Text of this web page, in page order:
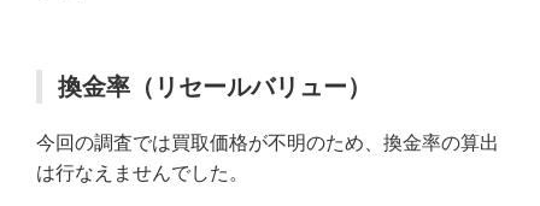
換金率（リセールバリュー）
今回の調査では買取価格が不明のため、換金率の算出
は行なえませんでした。